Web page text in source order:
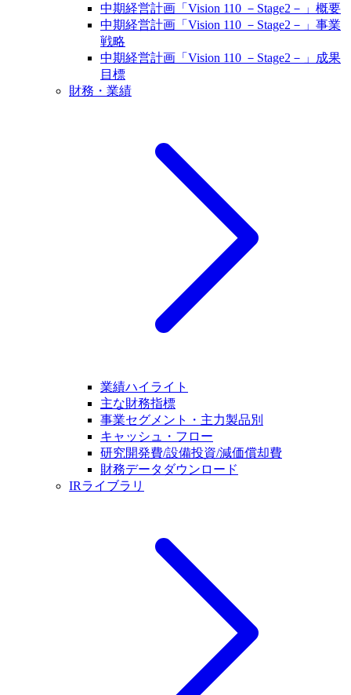
中期経営計画「Vision 110 －Stage2－」概要
中期経営計画「Vision 110 －Stage2－」事業
戦略
中期経営計画「Vision 110 －Stage2－」成果
目標
財務・業績
業績ハイライト
主な財務指標
事業セグメント・主力製品別
キャッシュ・フロー
研究開発費/設備投資/減価償却費
財務データダウンロード
IRライブラリ